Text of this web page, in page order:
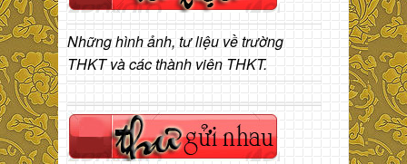
Những hình ảnh, tư liệu về trường
THKT và các thành viên THKT.